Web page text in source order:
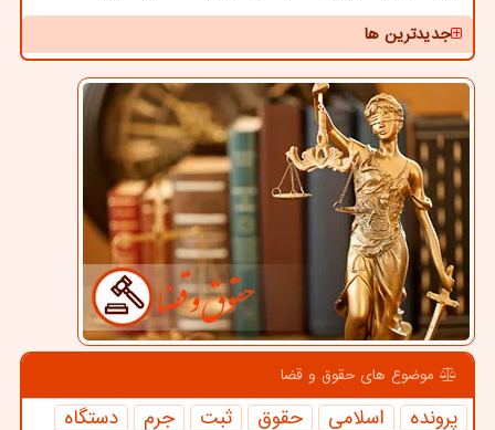
جدیدترین ها
موضوع های حقوق و قضا
پرونده اسلامی حقوق ثبت جرم
دستگاه